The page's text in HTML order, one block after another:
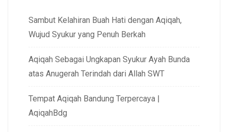
Sambut Kelahiran Buah Hati dengan Aqiqah,
Wujud Syukur yang Penuh Berkah
Aqiqah Sebagai Ungkapan Syukur Ayah Bunda
atas Anugerah Terindah dari Allah SWT
Tempat Aqiqah Bandung Terpercaya |
AqiqahBdg